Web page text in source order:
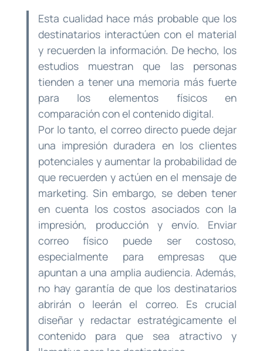
Esta cualidad hace más probable que los
destinatarios interactúen con el material
y recuerden la información. De hecho, los
estudios muestran que las personas
tienden a tener una memoria más fuerte
para los elementos físicos en
comparación con el contenido digital.
Por lo tanto, el correo directo puede dejar
una impresión duradera en los clientes
potenciales y aumentar la probabilidad de
que recuerden y actúen en el mensaje de
marketing. Sin embargo, se deben tener
en cuenta los costos asociados con la
impresión, producción y envío. Enviar
correo físico puede ser costoso,
especialmente para empresas que
apuntan a una amplia audiencia. Además,
no hay garantía de que los destinatarios
abrirán o leerán el correo. Es crucial
diseñar y redactar estratégicamente el
contenido para que sea atractivo y